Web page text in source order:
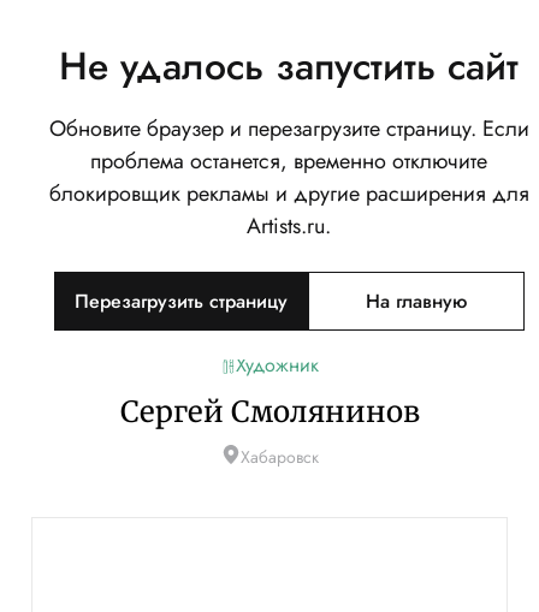
Не удалось запустить сайт
Обновите браузер и перезагрузите страницу. Если
проблема останется, временно отключите
блокировщик рекламы и другие расширения для
Artists.ru.
Перезагрузить страницу На главную
Художник
Сергей Смолянинов
Хабаровск